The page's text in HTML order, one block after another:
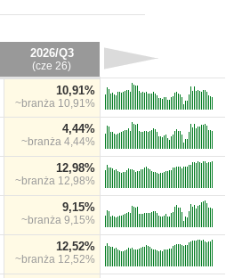
2026/Q3
(cze 26)
10,91%
~branża 10,91%
4,44%
~branża 4,44%
12,98%
~branża 12,98%
9,15%
~branża 9,15%
12,52%
~branża 12,52%